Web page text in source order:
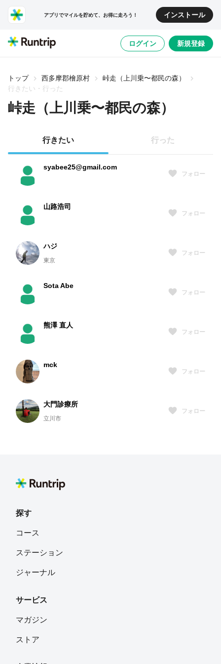
アプリでマイルを貯めて、お得に走ろう！ インストール
ログイン 新規登録
トップ 西多摩郡檜原村
峠走（上川乗〜都民の森）
行きたい・行った
峠走（上川乗〜都民の森）
行きたい 行った
syabee25@gmail.com
フォロー
山路浩司
フォロー
ハジ
東京
フォロー
Sota Abe
フォロー
熊澤 直人
フォロー
mck
フォロー
大門診療所
立川市
フォロー
くるたくみら
探す
コース
ステーション
ジャーナル
サービス
マガジン
ストア